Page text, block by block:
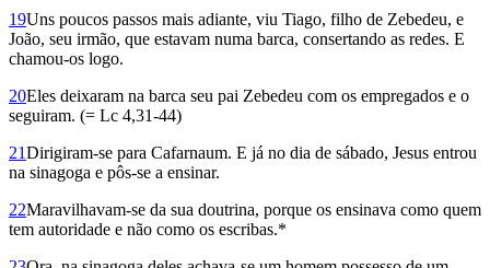
19Uns poucos passos mais adiante, viu Tiago, filho de Zebedeu, e
João, seu irmão, que estavam numa barca, consertando as redes. E
chamou-os logo.
20Eles deixaram na barca seu pai Zebedeu com os empregados e o
seguiram. (= Lc 4,31-44)
21Dirigiram-se para Cafarnaum. E já no dia de sábado, Jesus entrou
na sinagoga e pôs-se a ensinar.
22Maravilhavam-se da sua doutrina, porque os ensinava como quem
tem autoridade e não como os escribas.*